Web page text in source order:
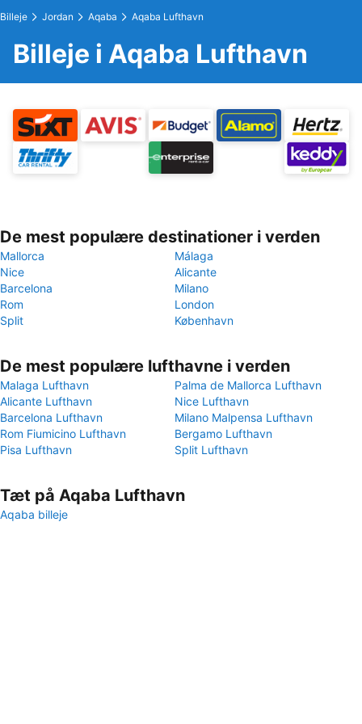
Billeje Jordan Aqaba Aqaba Lufthavn
Billeje i Aqaba Lufthavn
De mest populære destinationer i verden
Mallorca
Málaga
Nice
Alicante
Barcelona
Milano
Rom
London
Split
København
De mest populære lufthavne i verden
Malaga Lufthavn
Palma de Mallorca Lufthavn
Alicante Lufthavn
Nice Lufthavn
Barcelona Lufthavn
Milano Malpensa Lufthavn
Rom Fiumicino Lufthavn
Bergamo Lufthavn
Pisa Lufthavn
Split Lufthavn
Tæt på Aqaba Lufthavn
Aqaba billeje